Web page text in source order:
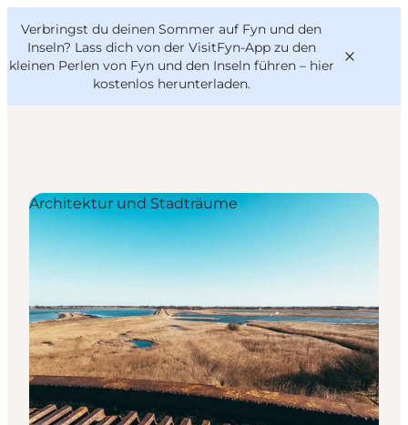
Verbringst du deinen Sommer auf Fyn und den
Inseln? Lass dich von der VisitFyn-App zu den
kleinen Perlen von Fyn und den Inseln führen – hier
kostenlos herunterladen.
Reise Ideen
Outdoor & bike
Essen & trinken
Übernachtung
VisitFyn
Deutsch
Architektur und Stadträume